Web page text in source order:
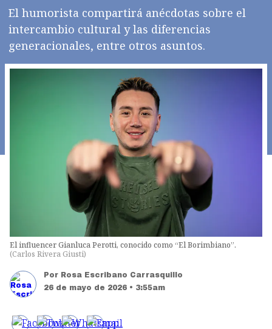
El humorista compartirá anécdotas sobre el
intercambio cultural y las diferencias
generacionales, entre otros asuntos.
El influencer Gianluca Perotti, conocido como “El Borimbiano”.
(Carlos Rivera Giusti)
Por Rosa Escribano Carrasquillo
26 de mayo de 2026 • 3:55am